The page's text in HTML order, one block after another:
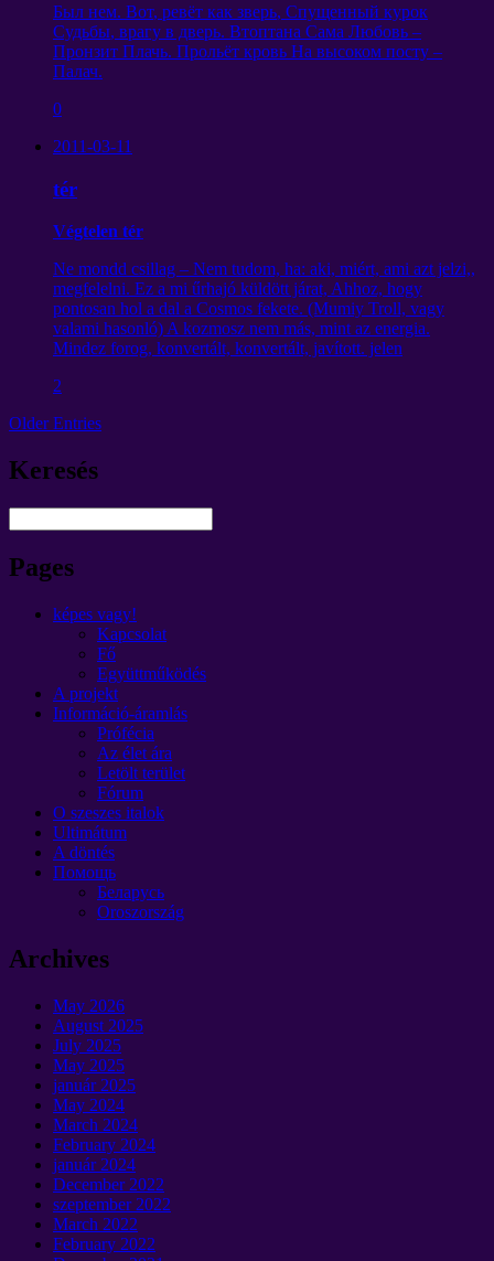
Был нем. Вот, ревёт как зверь, Спущенный курок
Судьбы, врагу в дверь. Втоптана Сама Любовь –
Пронзит Плачь. Прольёт кровь На высоком посту –
Палач.
0
2011-03-11
tér
Végtelen tér
Ne mondd csillag – Nem tudom, ha: aki, miért, ami azt jelzi,,
megfelelni. Ez a mi űrhajó küldött járat, Ahhoz, hogy
pontosan hol a dal a Cosmos fekete. (Mumiy Troll, vagy
valami hasonló) A kozmosz nem más, mint az energia.
Mindez forog, konvertált, konvertált, javított. jelen
2
Older Entries
Keresés
Pages
képes vagy!
Kapcsolat
Fő
Együttműködés
A projekt
Információ-áramlás
Prófécia
Az élet ára
Letölt terület
Fórum
O szeszes italok
Ultimátum
A döntés
Помощь
Беларусь
Oroszország
Archives
May 2026
August 2025
July 2025
May 2025
január 2025
May 2024
March 2024
February 2024
január 2024
December2022
szeptember 2022
March 2022
February 2022